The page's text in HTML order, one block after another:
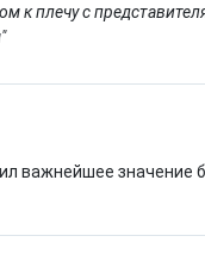
к плечу с
важнейшее значение